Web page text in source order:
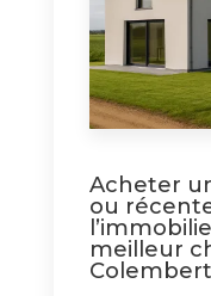
Acheter
ou
meilleur
Colembert